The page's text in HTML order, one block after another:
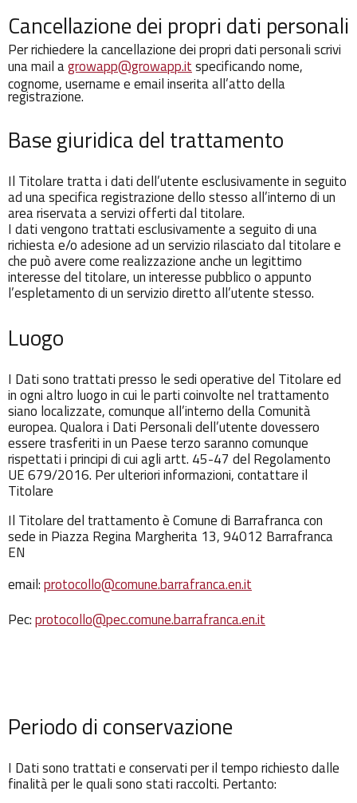
Cancellazione dei propri dati personali
Per richiedere la cancellazione dei propri dati personali scrivi
una mail agrowapp@growapp.itspecificando nome,
cognome, username e email inserita all’atto della
registrazione.
Base giuridica del trattamento
Il Titolare tratta i dati dell’utente esclusivamente in seguito
ad una specifica registrazione dello stesso all’interno di un
area riservata a servizi offerti dal titolare.
I dati vengono trattati esclusivamente a seguito di una
richiesta e/o adesione ad un servizio rilasciato dal titolare e
che può avere come realizzazione anche un legittimo
interesse del titolare, un interesse pubblico o appunto
l’espletamento di un servizio diretto all’utente stesso.
Luogo
I Dati sono trattati presso le sedi operative del Titolare ed
in ogni altro luogo in cui le parti coinvolte nel trattamento
siano localizzate, comunque all’interno della Comunità
europea. Qualora i Dati Personali dell’utente dovessero
essere trasferiti in un Paese terzo saranno comunque
rispettati i principi di cui agli artt. 45-47 del Regolamento
UE 679/2016. Per ulteriori informazioni, contattare il
Titolare
Il Titolare del trattamento è Comune di Barrafranca con
sede in Piazza Regina Margherita 13, 94012 Barrafranca
EN
email:protocollo@comune.barrafranca.en.it
Pec:protocollo@pec.comune.barrafranca.en.it
Periodo di conservazione
I Dati sono trattati e conservati per il tempo richiesto dalle
finalità per le quali sono stati raccolti. Pertanto: